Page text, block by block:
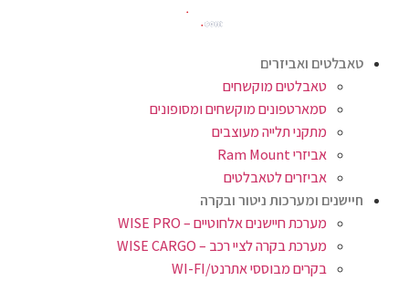
טאבלטים ואביזרים
טאבלטים מוקשחים
סמארטפונים מוקשחים ומסופונים
מתקני תלייה מעוצבים
אביזרי Ram Mount
אביזרים לטאבלטים
חיישנים ומערכות ניטור ובקרה
מערכת חיישנים אלחוטיים – WISE PRO
מערכת בקרה לציי רכב – WISE CARGO
בקרים מבוססי אתרנט/WI-FI